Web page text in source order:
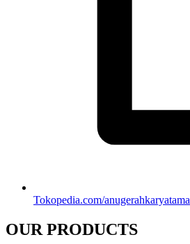
Tokopedia.com/anugerahkaryatama
OUR PRODUCTS